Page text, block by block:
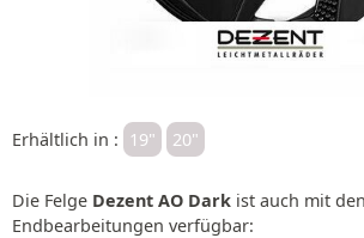
Erhältlich in : 19" 20"
Die Felge Dezent AO Dark ist auch mit
Endbearbeitungen verfügbar: